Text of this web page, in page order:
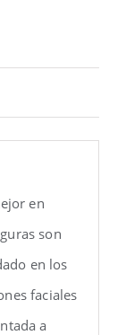
en
son
en los
faciales
a